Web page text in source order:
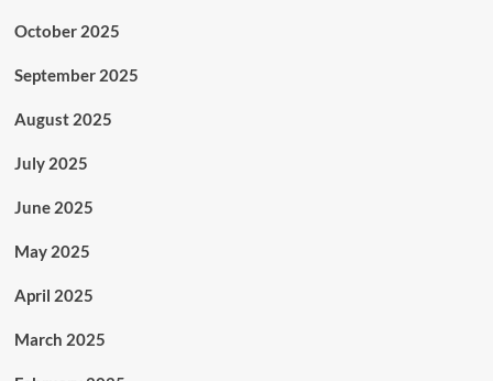
October 2025
September 2025
August 2025
July 2025
June 2025
May 2025
April 2025
March 2025